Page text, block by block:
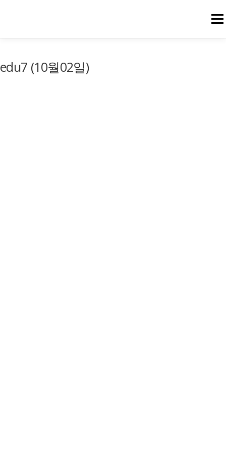
메뉴
edu7 (10월02일)